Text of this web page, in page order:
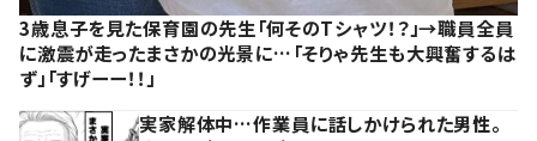
3歳息子を見た保育園の先生「何そのTシャツ！？」→職員全員
に激震が走ったまさかの光景に…「そりゃ先生も大興奮するは
ず」「すげーー！！」
実家解体中…作業員に話しかけられた男性。